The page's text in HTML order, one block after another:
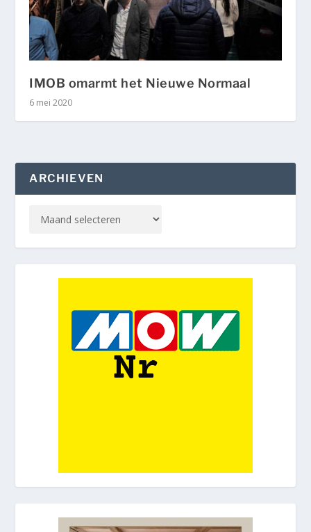
IMOB omarmt het Nieuwe Normaal
6 mei 2020
ARCHIEVEN